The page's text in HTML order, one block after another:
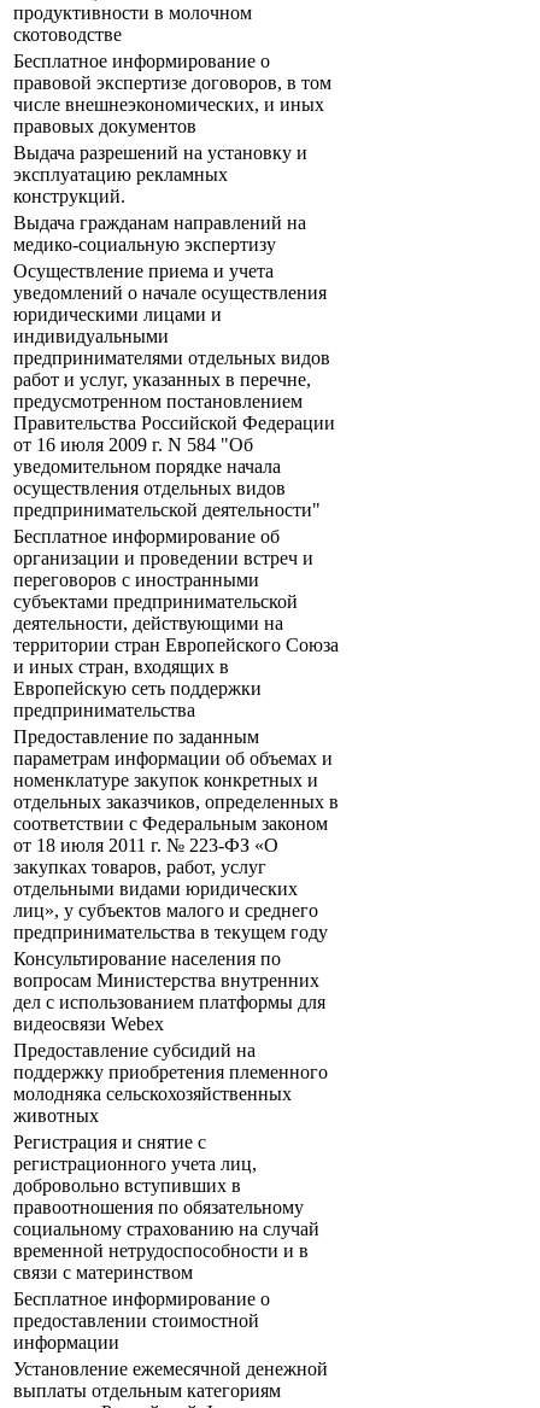
продуктивности в молочном
скотоводстве
Бесплатное информирование о
правовой экспертизе договоров, в том
числе внешнеэкономических, и иных
правовых документов
Выдача разрешений на установку и
эксплуатацию рекламных
конструкций.
Выдача гражданам направлений на
медико-социальную экспертизу
Осуществление приема и учета
уведомлений о начале осуществления
юридическими лицами и
индивидуальными
предпринимателями отдельных видов
работ и услуг, указанных в перечне,
предусмотренном постановлением
Правительства Российской Федерации
от 16 июля 2009 г. N 584 "Об
уведомительном порядке начала
осуществления отдельных видов
предпринимательской деятельности"
Бесплатное информирование об
организации и проведении встреч и
переговоров с иностранными
субъектами предпринимательской
деятельности, действующими на
территории стран Европейского Союза
и иных стран, входящих в
Европейскую сеть поддержки
предпринимательства
Предоставление по заданным
параметрам информации об объемах и
номенклатуре закупок конкретных и
отдельных заказчиков, определенных в
соответствии с Федеральным законом
от 18 июля 2011 г. № 223-ФЗ «О
закупках товаров, работ, услуг
отдельными видами юридических
лиц», у субъектов малого и среднего
предпринимательства в текущем году
Консультирование населения по
вопросам Министерства внутренних
дел с использованием платформы для
видеосвязи Webex
Предоставление субсидий на
поддержку приобретения племенного
молодняка сельскохозяйственных
животных
Регистрация и снятие с
регистрационного учета лиц,
добровольно вступивших в
правоотношения по обязательному
социальному страхованию на случай
временной нетрудоспособности и в
связи с материнством
Бесплатное информирование о
предоставлении стоимостной
информации
Установление ежемесячной денежной
выплаты отдельным категориям